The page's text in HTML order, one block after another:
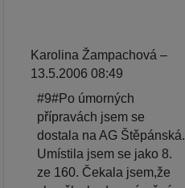
Karolina Žampachová –
13.5.2006 08:49
#9#Po úmorných
přípravách jsem se
dostala na AG Štěpánská.
Umístila jsem se jako 8.
ze 160. Čekala jsem,že